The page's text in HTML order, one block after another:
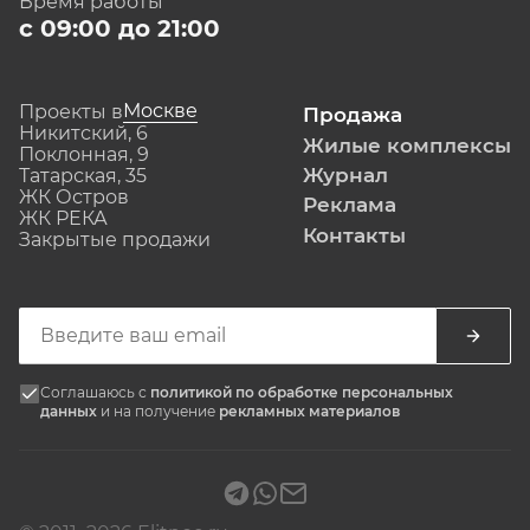
с 09:00 до 21:00
Проекты вМоскве
Никитский, 6
Поклонная, 9
Татарская, 35
ЖК Остров
ЖК РЕКА
Закрытые продажи
Продажа
Жилые комплексы
Журнал
Реклама
Контакты
Соглашаюсь с политикой по обработке персональных
данных и на получение рекламных материалов